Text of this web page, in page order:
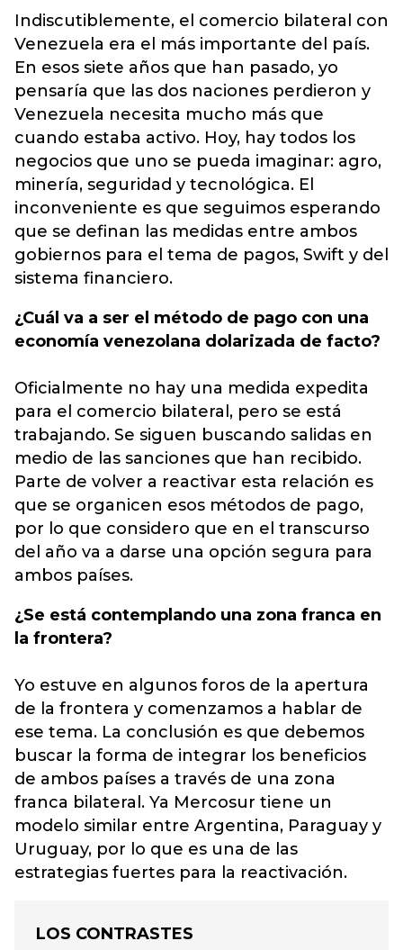
Indiscutiblemente, el comercio bilateral con
Venezuela era el más importante del país.
En esos siete años que han pasado, yo
pensaría que las dos naciones perdieron y
Venezuela necesita mucho más que
cuando estaba activo. Hoy, hay todos los
negocios que uno se pueda imaginar: agro,
minería, seguridad y tecnológica. El
inconveniente es que seguimos esperando
que se definan las medidas entre ambos
gobiernos para el tema de pagos, Swift y del
sistema financiero.
¿Cuál va a ser el método de pago con una
economía venezolana dolarizada de facto?
Oficialmente no hay una medida expedita
para el comercio bilateral, pero se está
trabajando. Se siguen buscando salidas en
medio de las sanciones que han recibido.
Parte de volver a reactivar esta relación es
que se organicen esos métodos de pago,
por lo que considero que en el transcurso
del año va a darse una opción segura para
ambos países.
¿Se está contemplando una zona franca en
la frontera?
Yo estuve en algunos foros de la apertura
de la frontera y comenzamos a hablar de
ese tema. La conclusión es que debemos
buscar la forma de integrar los beneficios
de ambos países a través de una zona
franca bilateral. Ya Mercosur tiene un
modelo similar entre Argentina, Paraguay y
Uruguay, por lo que es una de las
estrategias fuertes para la reactivación.
LOS CONTRASTES